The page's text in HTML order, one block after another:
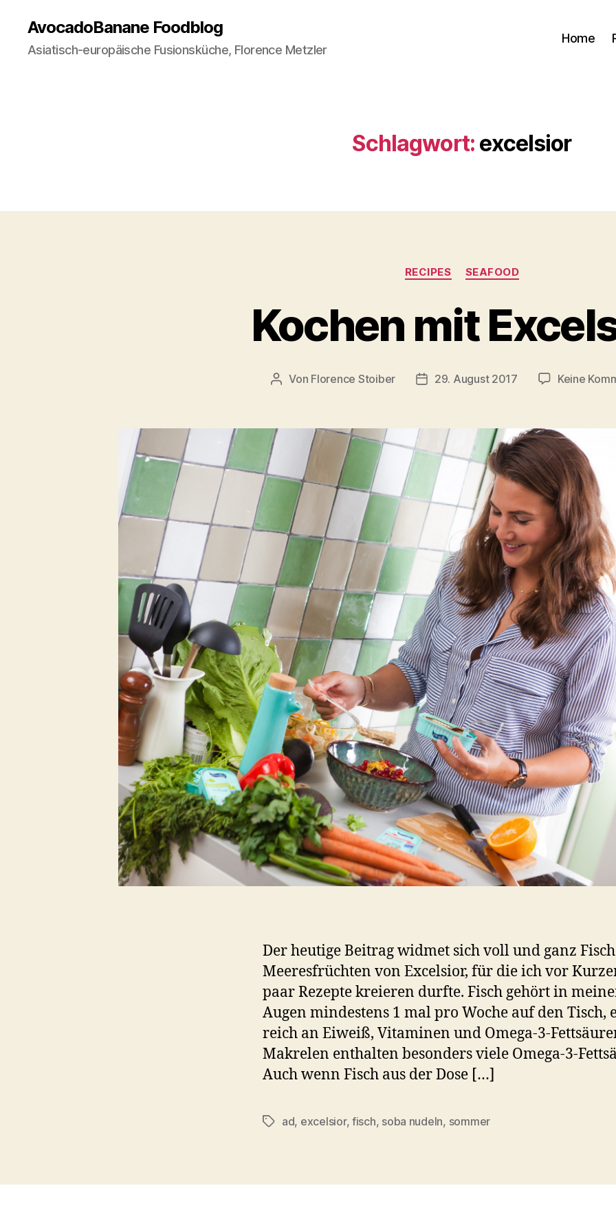
AvocadoBanane Foodblog
Asiatisch-europäische Fusionsküche, Florence Metzler
Home
Schlagwort: excelsior
Kategorien
RECIPES SEAFOOD
Kochen mit
Beitragsautor
Von Florence Stoiber Veröffentlichungsdatum
29. August 2017 Keine
Der heutige Beitrag widmet sich voll und ganz
Meeresfrüchten von Excelsior, für die ich vor
paar Rezepte kreieren durfte. Fisch gehört in
Augen mindestens 1 mal pro Woche auf den Tisch,
reich an Eiweiß, Vitaminen und Omega-3-
Makrelen enthalten besonders viele Omega-3-
Auch wenn Fisch aus der Dose […]
Schlagwörter
ad, excelsior, fisch, soba nudeln, sommer